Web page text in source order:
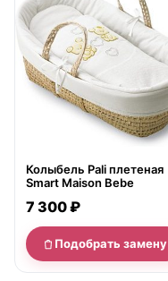
Колыбель Pali плетеная
Smart Maison Bebe
7 300 ₽
Подобрать замену